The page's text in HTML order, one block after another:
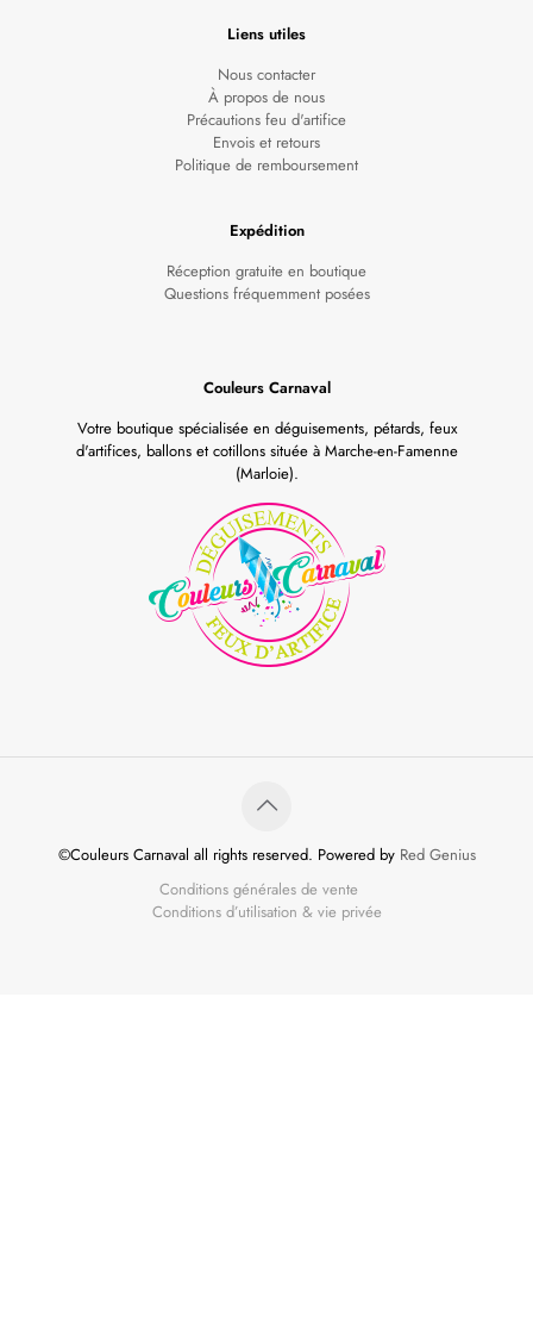
Liens utiles
Nous contacter
À propos de nous
Précautions feu d'artifice
Envois et retours
Politique de remboursement
Expédition
Réception gratuite en boutique
Questions fréquemment posées
Couleurs Carnaval
Votre boutique spécialisée en déguisements, pétards, feux
d'artifices, ballons et cotillons située à Marche-en-Famenne
(Marloie).
©Couleurs Carnaval all rights reserved. Powered by Red Genius
Conditions générales de vente
Conditions d’utilisation & vie privée